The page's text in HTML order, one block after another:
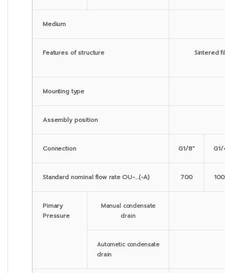
Medium
Features of structure Sintered
Mounting type
Assembly position
Connection G1/8″ G1/
Standard nominal flow rate OU-…(-A) 700
Pimary
Pressure
Manual condensate
drain
Autometic condensate
drain